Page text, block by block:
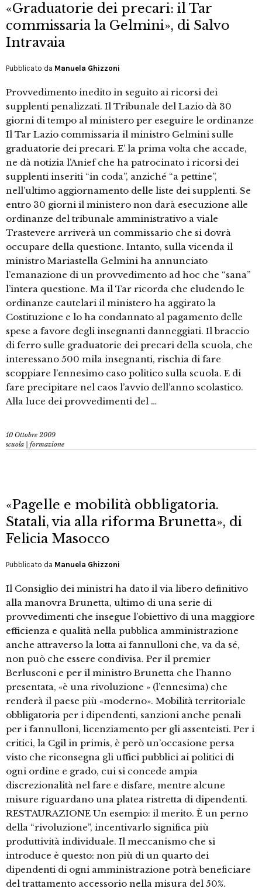
«Graduatorie dei precari: il Tar
commissaria la Gelmini», di Salvo
Intravaia
Pubblicato da Manuela Ghizzoni
Provvedimento inedito in seguito ai ricorsi dei
supplenti penalizzati. Il Tribunale del Lazio dà 30
giorni di tempo al ministero per eseguire le ordinanze
Il Tar Lazio commissaria il ministro Gelmini sulle
graduatorie dei precari. E’ la prima volta che accade,
ne dà notizia l’Anief che ha patrocinato i ricorsi dei
supplenti inseriti “in coda”, anziché “a pettine”,
nell’ultimo aggiornamento delle liste dei supplenti. Se
entro 30 giorni il ministero non darà esecuzione alle
ordinanze del tribunale amministrativo a viale
Trastevere arriverà un commissario che si dovrà
occupare della questione. Intanto, sulla vicenda il
ministro Mariastella Gelmini ha annunciato
l’emanazione di un provvedimento ad hoc che “sana”
l’intera questione. Ma il Tar ricorda che eludendo le
ordinanze cautelari il ministero ha aggirato la
Costituzione e lo ha condannato al pagamento delle
spese a favore degli insegnanti danneggiati. Il braccio
di ferro sulle graduatorie dei precari della scuola, che
interessano 500 mila insegnanti, rischia di fare
scoppiare l’ennesimo caso politico sulla scuola. E di
fare precipitare nel caos l’avvio dell’anno scolastico.
Alla luce dei provvedimenti del …
10 Ottobre 2009
scuola | formazione
«Pagelle e mobilità obbligatoria.
Statali, via alla riforma Brunetta», di
Felicia Masocco
Pubblicato da Manuela Ghizzoni
Il Consiglio dei ministri ha dato il via libero definitivo
alla manovra Brunetta, ultimo di una serie di
provvedimenti che insegue l’obiettivo di una maggiore
efficienza e qualità nella pubblica amministrazione
anche attraverso la lotta ai fannulloni che, va da sé,
non può che essere condivisa. Per il premier
Berlusconi e per il ministro Brunetta che l’hanno
presentata, «è una rivoluzione » (l’ennesima) che
renderà il paese più «moderno». Mobilità territoriale
obbligatoria per i dipendenti, sanzioni anche penali
per i fannulloni, licenziamento per gli assenteisti. Per i
critici, la Cgil in primis, è però un’occasione persa
visto che riconsegna gli uffici pubblici ai politici di
ogni ordine e grado, cui si concede ampia
discrezionalità nel fare e disfare, mentre alcune
misure riguardano una platea ristretta di dipendenti.
RESTAURAZIONE Un esempio: il merito. È un perno
della “rivoluzione”, incentivarlo significa più
produttività individuale. Il meccanismo che si
introduce è questo: non più di un quarto dei
dipendenti di ogni amministrazione potrà beneficiare
del trattamento accessorio nella misura del 50%.